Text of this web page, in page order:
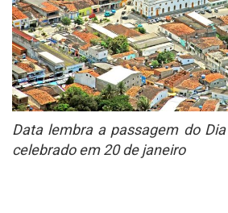
Data lembra a passagem do
celebrado em 20 de janeiro